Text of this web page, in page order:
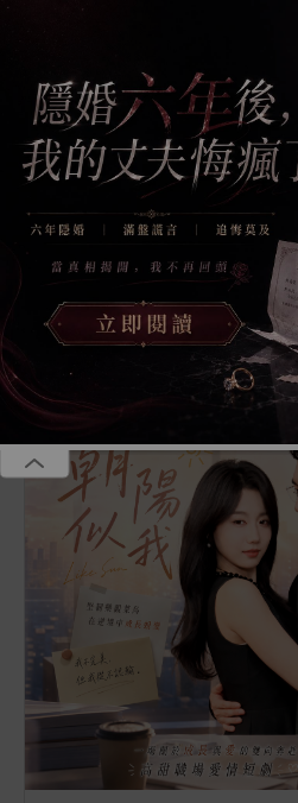
恭喜葉**成為年卡VIP享全站無廣告、聽書
恭喜李**成為年卡VIP享全站無廣告、聽書等
恭喜李**成為年卡VIP享全站無廣告、聽書等
季卡39.00美金，年卡69.00美金，
聽，獨享VIP小說，免費贈送福利站、短劇站
首頁 會員短篇 精品短篇
會員短篇 追妻火葬場
復合吧，我和孩子姓 第6章
《復合吧，我和